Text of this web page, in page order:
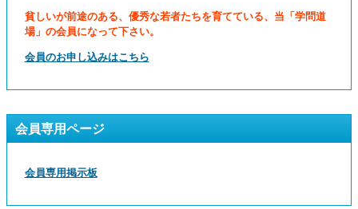
貧しいが前途のある、優秀な若者たちを育てている、当「学問道
場」の会員になって下さい。
会員のお申し込みはこちら
会員専用ページ
会員専用掲示板